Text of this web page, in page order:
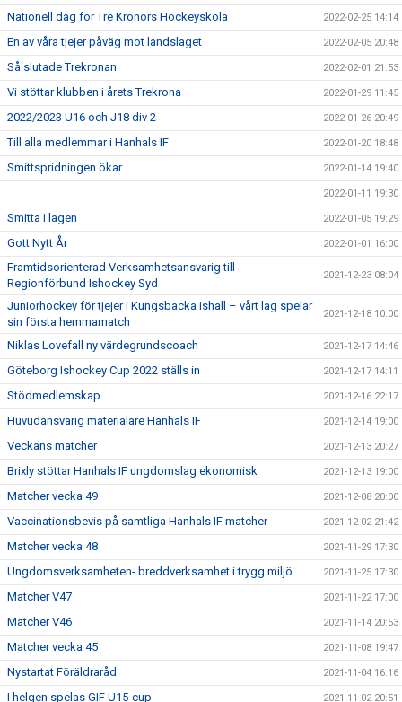
Nationell dag för Tre Kronors Hockeyskola 2022-02-25 14:14
En av våra tjejer påväg mot landslaget 2022-02-05 20:48
Så slutade Trekronan 2022-02-01 21:53
Vi stöttar klubben i årets Trekrona 2022-01-29 11:45
2022/2023 U16 och J18 div 2 2022-01-26 20:49
Till alla medlemmar i Hanhals IF 2022-01-20 18:48
Smittspridningen ökar 2022-01-14 19:40
2022-01-11 19:30
Smitta i lagen 2022-01-05 19:29
Gott Nytt År 2022-01-01 16:00
Framtidsorienterad Verksamhetsansvarig till
Regionförbund Ishockey Syd
2021-12-23 08:04
Juniorhockey för tjejer i Kungsbacka ishall – vårt lag spelar
sin första hemmamatch
2021-12-18 10:00
Niklas Lovefall ny värdegrundscoach 2021-12-17 14:46
Göteborg Ishockey Cup 2022 ställs in 2021-12-17 14:11
Stödmedlemskap 2021-12-16 22:17
Huvudansvarig materialare Hanhals IF 2021-12-14 19:00
Veckans matcher 2021-12-13 20:27
Brixly stöttar Hanhals IF ungdomslag ekonomisk 2021-12-13 19:00
Matcher vecka 49 2021-12-08 20:00
Vaccinationsbevis på samtliga Hanhals IF matcher 2021-12-02 21:42
Matcher vecka 48 2021-11-29 17:30
Ungdomsverksamheten- breddverksamhet i trygg miljö 2021-11-25 17:30
Matcher V47 2021-11-22 17:00
Matcher V46 2021-11-14 20:53
Matcher vecka 45 2021-11-08 19:47
Nystartat Föräldraråd 2021-11-04 16:16
I helgen spelas GIF U15-cup 2021-11-02 20:51